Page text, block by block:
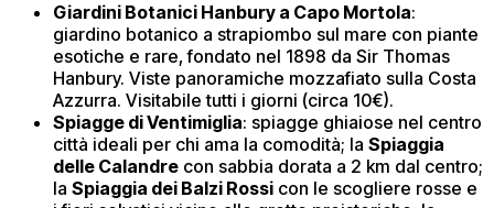
Giardini Botanici Hanbury a Capo Mortola:
giardino botanico a strapiombo sul mare con piante
esotiche e rare, fondato nel 1898 da Sir Thomas
Hanbury. Viste panoramiche mozzafiato sulla Costa
Azzurra. Visitabile tutti i giorni (circa 10€).
Spiagge di Ventimiglia: spiagge ghiaiose nel centro
città ideali per chi ama la comodità; la Spiaggia
delle Calandre con sabbia dorata a 2 km dal centro;
la Spiaggia dei Balzi Rossi con le scogliere rosse e